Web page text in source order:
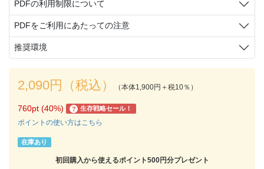
PDFの利用制限について
PDFをご利用にあたっての注意
推奨環境
2,090円（税込） （本体1,900円＋税10％）
760pt (40%) ? 生存戦略セール！
ポイントの使い方はこちら
在庫あり
初回購入から使えるポイント500円分プレゼント